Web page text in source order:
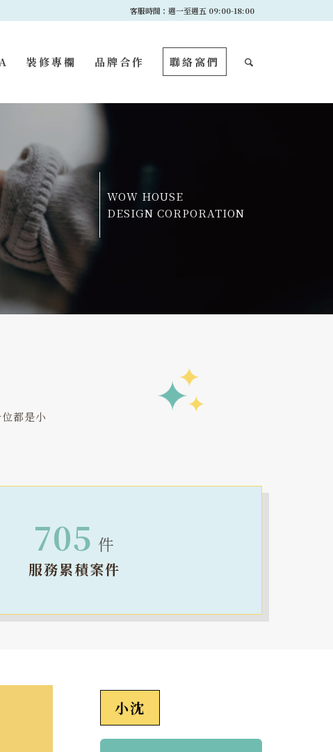
客服時間：週一至週五 09:00-18:00
裝修專欄 品牌合作 聯絡窩們
WOW HOUSE
DESIGN CORPORATION
都是小
705 件
服務累積案件
小沈